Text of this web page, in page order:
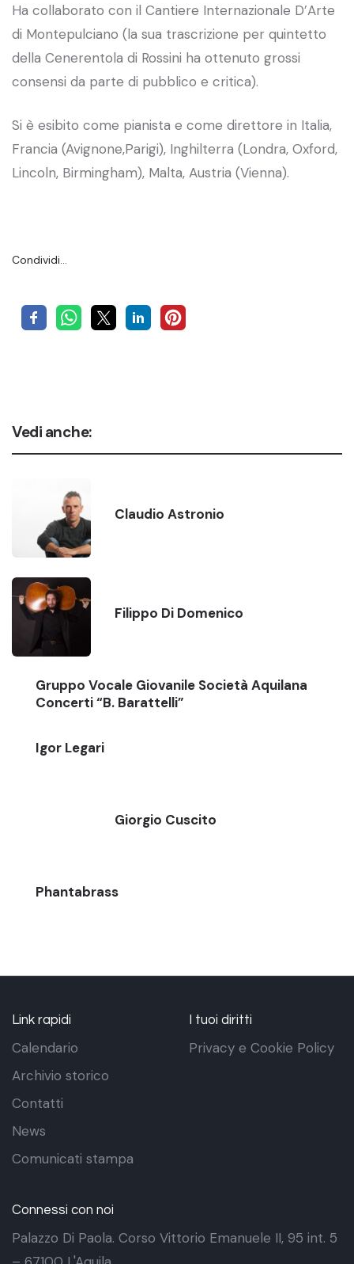
Ha collaborato con il Cantiere Internazionale D’Arte
di Montepulciano (la sua trascrizione per quintetto
della Cenerentola di Rossini ha ottenuto grossi
consensi da parte di pubblico e critica).
Si è esibito come pianista e come direttore in Italia,
Francia (Avignone,Parigi), Inghilterra (Londra, Oxford,
Lincoln, Birmingham), Malta, Austria (Vienna).
Condividi…
Vedi anche:
Claudio Astronio
Filippo Di Domenico
Gruppo Vocale Giovanile Società Aquilana
Concerti “B. Barattelli”
Igor Legari
Giorgio Cuscito
Phantabrass
Link rapidi
Calendario
Archivio storico
Contatti
News
Comunicati stampa
I tuoi diritti
Privacy e Cookie Policy
Connessi con noi
Palazzo Di Paola. Corso Vittorio Emanuele II, 95 int. 5